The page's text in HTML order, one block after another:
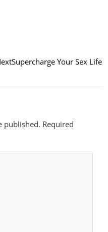
Supercharge Your Sex Life
published. Required